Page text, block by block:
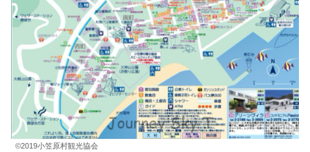
©︎2019小笠原村観光協会